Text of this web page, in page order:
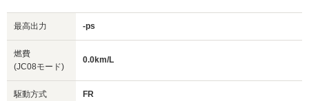
最高出力 -ps
燃費
(JC08モード)
0.0km/L
駆動方式 FR